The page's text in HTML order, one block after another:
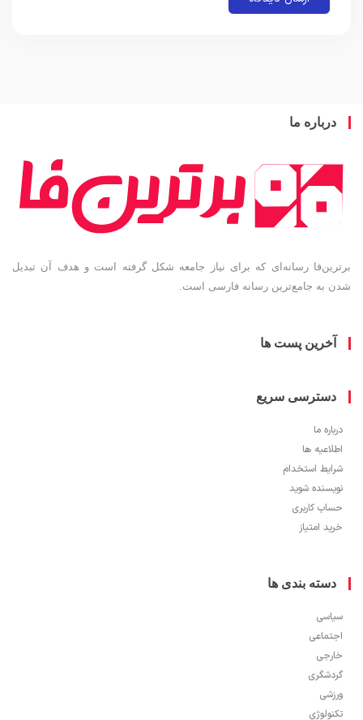
ما
رسانه‌ای که برای نیاز جامعه شکل گرفته است و هدف آن تبدیل
جامع‌ترین رسانه فارسی است.
پست ها
سریع
ها
استخدام
شوید
کاربری
امتیاز
بندی ها